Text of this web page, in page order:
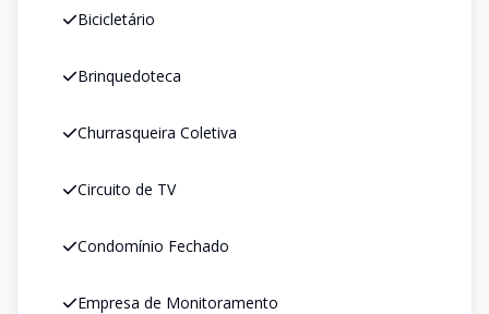
Bicicletário
Brinquedoteca
Churrasqueira Coletiva
Circuito de TV
Condomínio Fechado
Empresa de Monitoramento